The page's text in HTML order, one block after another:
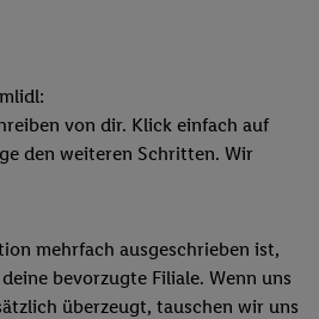
von dir. Klick einfach auf
den weiteren Schritten. Wir
mehrfach ausgeschrieben ist,
bevorzugte Filiale. Wenn uns
überzeugt, tauschen wir uns